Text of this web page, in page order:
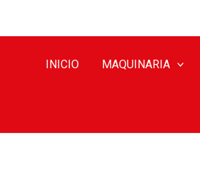
INICIO MAQUINARIA